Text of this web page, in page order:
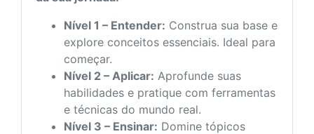
Nível 1 – Entender: Construa sua base e
explore conceitos essenciais. Ideal para
começar.
Nível 2 – Aplicar: Aprofunde suas
habilidades e pratique com ferramentas
e técnicas do mundo real.
Nível 3 – Ensinar: Domine tópicos